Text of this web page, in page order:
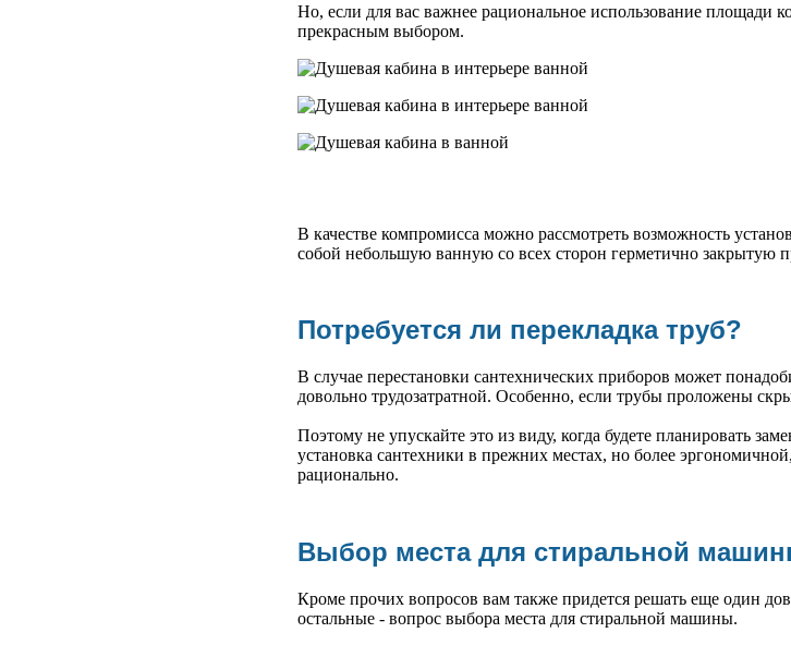
Но, если для вас важнее рациональное использование площади
прекрасным выбором.
В качестве компромисса можно рассмотреть возможность
собой небольшую ванную со всех сторон герметично закрытую
Потребуется ли перекладка труб?
В случае перестановки сантехнических приборов может
довольно трудозатратной. Особенно, если трубы проложены
Поэтому не упускайте это из виду, когда будете планировать
установка сантехники в прежних местах, но более
рационально.
Выбор места для стиральной
Кроме прочих вопросов вам также придется решать еще один
остальные - вопрос выбора места для стиральной машины.